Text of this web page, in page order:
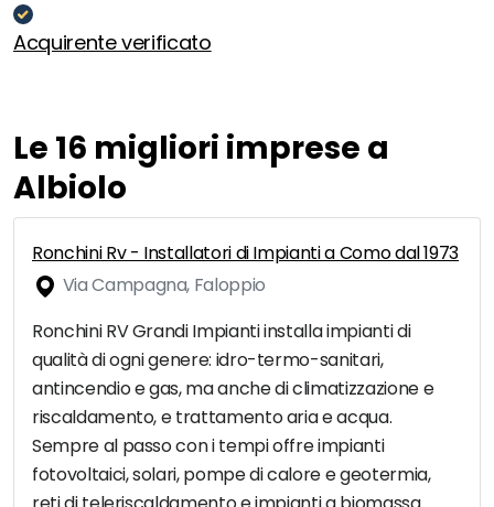
Acquirente verificato
Le 16 migliori imprese a
Albiolo
Ronchini Rv - Installatori di Impianti a Como dal 1973
Via Campagna, Faloppio
Ronchini RV Grandi Impianti installa impianti di
qualità di ogni genere: idro-termo-sanitari,
antincendio e gas, ma anche di climatizzazione e
riscaldamento, e trattamento aria e acqua.
Sempre al passo con i tempi offre impianti
fotovoltaici, solari, pompe di calore e geotermia,